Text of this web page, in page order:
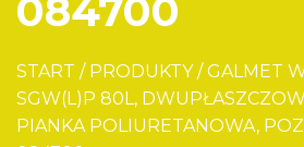
084700
START / PRODUKTY / GALMET
SGW(L)P 80L,
PIANKA POLIURETANOWA,